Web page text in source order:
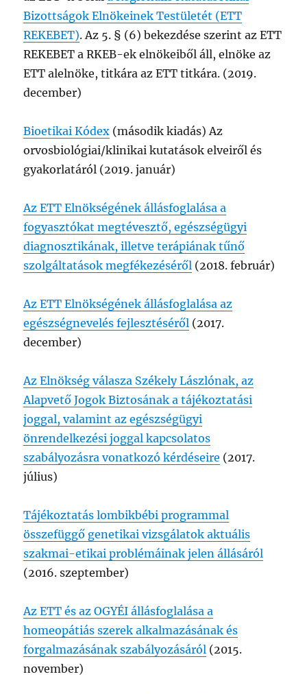
Bizottságok Elnökeinek Testületét (ETT
REKEBET). Az 5. § (6) bekezdése szerint az ETT
REKEBET a RKEB-ek elnökeiből áll, elnöke az
ETT alelnöke, titkára az ETT titkára. (2019.
december)
Bioetikai Kódex (második kiadás) Az
orvosbiológiai/klinikai kutatások elveiről és
gyakorlatáról (2019. január)
Az ETT Elnökségének állásfoglalása a
fogyasztókat megtévesztő, egészségügyi
diagnosztikának, illetve terápiának tűnő
szolgáltatások megfékezéséről (2018. február)
Az ETT Elnökségének állásfoglalása az
egészségnevelés fejlesztéséről (2017.
december)
Az Elnökség válasza Székely Lászlónak, az
Alapvető Jogok Biztosának a tájékoztatási
joggal, valamint az egészségügyi
önrendelkezési joggal kapcsolatos
szabályozásra vonatkozó kérdéseire (2017.
július)
Tájékoztatás lombikbébi programmal
összefüggő genetikai vizsgálatok aktuális
szakmai-etikai problémáinak jelen állásáról
(2016. szeptember)
Az ETT és az OGYÉI állásfoglalása a
homeopátiás szerek alkalmazásának és
forgalmazásának szabályozásáról (2015.
november)